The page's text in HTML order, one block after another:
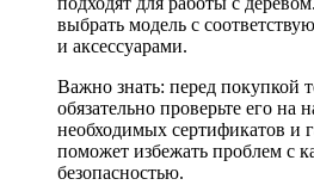
выбрать модель с
и аксессуарами.
Важно знать: перед покупкой
обязательно проверьте его на
необходимых сертификатов и
поможет избежать проблем с
безопасностью.